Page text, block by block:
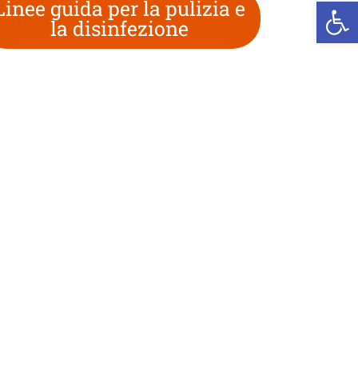
guida per la pulizia e
la disinfezione